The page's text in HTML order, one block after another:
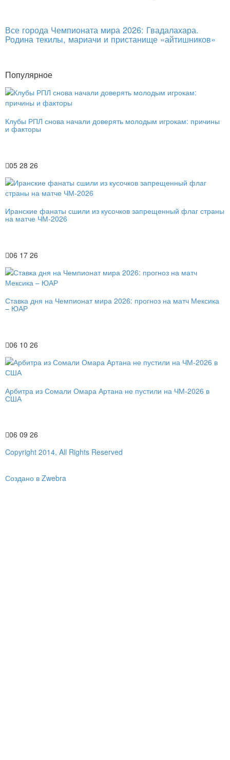
Все города Чемпионата мира 2026: Гвадалахара.
Родина текилы, мариачи и пристанище «айтишников»
Популярное
Клубы РПЛ снова начали доверять молодым игрокам: причины
и факторы
05 28 26
Иранские фанаты сшили из кусочков запрещенный флаг страны
на матче ЧМ-2026
06 17 26
Ставка дня на Чемпионат мира 2026: прогноз на матч Мексика
– ЮАР
06 10 26
Арбитра из Сомали Омара Артана не пустили на ЧМ-2026 в
США
06 09 26
Copyright 2014, All Rights Reserved
Создано в Zwebra